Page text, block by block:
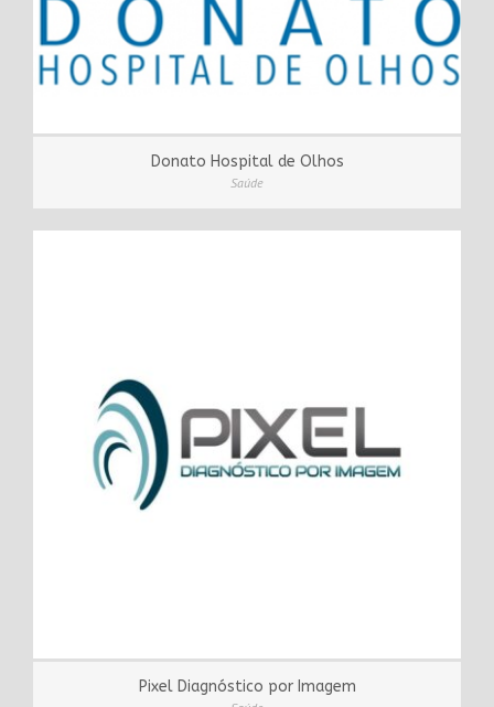
Donato Hospital de Olhos
Saúde
Pixel Diagnóstico por Imagem